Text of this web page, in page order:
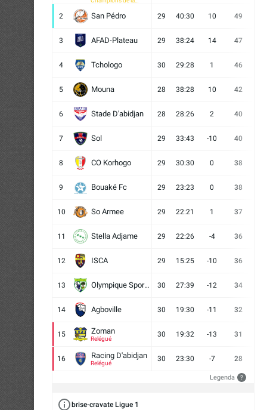
2 San Pédro 29 40:30 10 49
3 AFAD-Plateau 29 38:24 14 47
4 Tchologo 30 29:28 1 46
5 Mouna 28 38:28 10 42
6 Stade D'abidjan 28 28:26 2 40
7 Sol 29 33:43 -10 40
8 CO Korhogo 29 30:30 0 38
9 Bouaké Fc 29 23:23 0 38
10 So Armee 29 22:21 1 37
11 Stella Adjame 29 22:26 -4 36
12 ISCA 29 15:25 -10 36
13 Olympique Sport d'Abobo FC 30 27:39 -12 34
14 Agboville 30 19:30 -11 32
15 Zoman
Relégué
30 19:32 -13 31
16 Racing D'abidjan
Relégué
30 23:30 -7 28
Legenda ?
brise-cravate Ligue 1